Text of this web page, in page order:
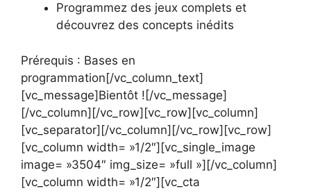
Programmez des jeux complets et
découvrez des concepts inédits
Prérequis : Bases en
programmation[/vc_column_text]
[vc_message]Bientôt ![/vc_message]
[/vc_column][/vc_row][vc_row][vc_column]
[vc_separator][/vc_column][/vc_row][vc_row]
[vc_column width= »1/2″][vc_single_image
image= »3504″ img_size= »full »][/vc_column]
[vc_column width= »1/2″][vc_cta